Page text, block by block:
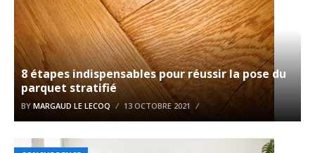
8 étapes indispensables pour réussir la pose du
parquet stratifié
BY MARGAUD LE LECOQ 13 OCTOBRE 2021